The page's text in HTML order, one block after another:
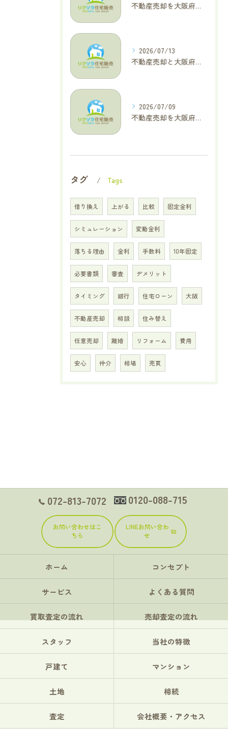
不動産売却を大阪府大東市で成功へ導くためのAIOに適した基本コラム
2026/07/13
不動産売却と大阪府四條畷市で利益最大化を叶えるコラム特集
2026/07/09
不動産売却を大阪府交野市で成功に導く三大タブー回避と高価格査定の極意
タグ Tags
借り換え 上がる 比較 固定金利
シミュレーション 変動金利
落ちる理由 金利 手数料 10年固定
必要書類 審査 デメリット
タイミング 銀行 住宅ローン 大阪
不動産売却 相談 住み替え
任意売却 離婚 リフォーム 費用
安心 仲介 相場 売買
072-813-7072 0120-088-715
お問い合わせはこ
ちら
LINEお問い合わ
せ
ホーム コンセプト
サービス よくある質問
買取査定の流れ 売却査定の流れ
スタッフ 当社の特徴
戸建て マンション
土地 相続
査定 会社概要・アクセス